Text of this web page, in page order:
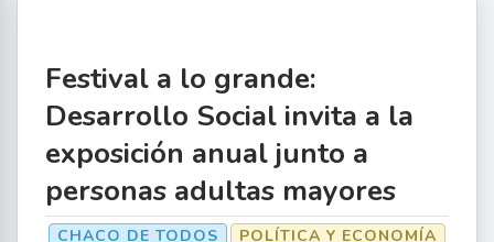
Festival a lo grande:
Desarrollo Social invita a la
exposición anual junto a
personas adultas mayores
CHACO DE TODOS POLÍTICA Y ECONOMÍA